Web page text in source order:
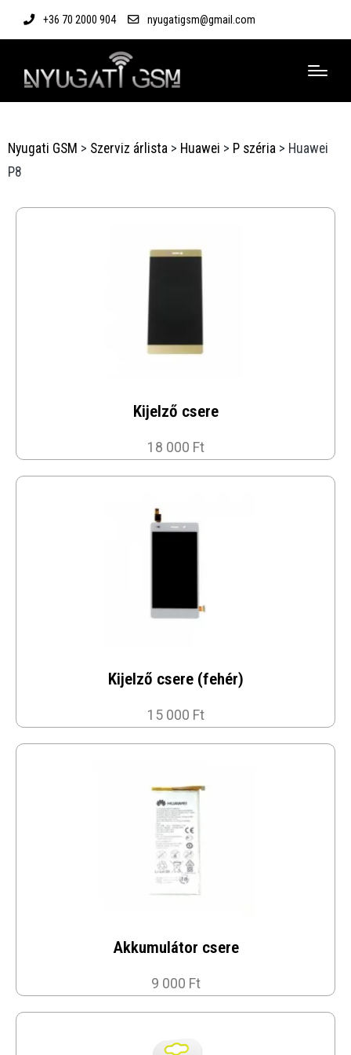
+36 70 2000 904 nyugatigsm@gmail.com
Nyugati GSM > Szerviz árlista > Huawei > P széria > Huawei
P8
Kijelző csere
18 000 Ft
Kijelző csere (fehér)
15 000 Ft
Akkumulátor csere
9 000 Ft